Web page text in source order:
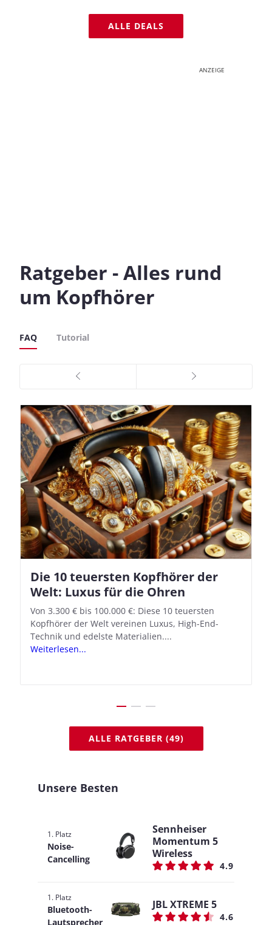
ALLE DEALS
ANZEIGE
Ratgeber - Alles rund
um Kopfhörer
FAQ Tutorial
Die 10 teuersten Kopfhörer der
Welt: Luxus für die Ohren
Von 3.300 € bis 100.000 €: Diese 10 teuersten
Kopfhörer der Welt vereinen Luxus, High-End-
Technik und edelste Materialien....
Weiterlesen...
Apple AirPods Pro 2 und iOS 18.1:
So richtet ihr das neue Hörgeräte-
Feature ein
Mit iOS 18.1 und den AirPods Pro 2 verwandelt
Apple seine In-Ear-Kopfhörer in kostengünstige
Hörhilfen. In wenigen Schritten...
ALLE RATGEBER (49)
Unsere Besten
1. Platz
Noise-
Cancelling
Sennheiser
Momentum 5
Wireless
4.9
1. Platz
Bluetooth-
Lautsprecher
JBL XTREME 5
4.6